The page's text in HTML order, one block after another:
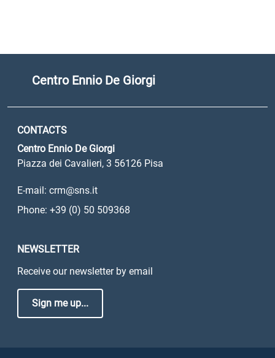
Centro Ennio De Giorgi
CONTACTS
Centro Ennio De Giorgi
Piazza dei Cavalieri, 3 56126 Pisa
E-mail: crm@sns.it
Phone: +39 (0) 50 509368
NEWSLETTER
Receive our newsletter by email
Sign me up...